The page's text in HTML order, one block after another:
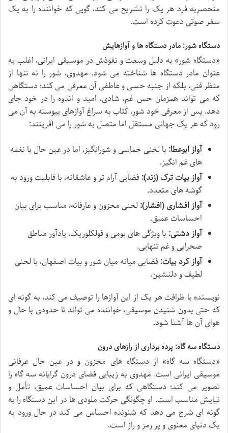
منحصربه فرد هر یک را تشریح می کند، گویی که خواننده را به یک
سفر صوتی دعوت کرده است.
دستگاه شور: مادر دستگاه ها و آوازهایش
«دستگاه شور» به دلیل وسعت و نفوذش در موسیقی ایرانی، اغلب به
عنوان مادر دستگاه ها شناخته می شود. مهدوی، شور را نه تنها از
منظر فنی، بلکه از جنبه حسی و عاطفی آن معرفی می کند؛ دستگاهی
که می تواند همزمان حس غم، شادی، امید و اندوه را در خود جای
دهد. پس از معرفی خود شور، کتاب به سراغ آوازهای پیوسته به آن می
رود که هر یک جهانی مستقل اما متصل به شور را می آفرینند:
آواز ابوعطا: با لحنی حماسی و شورانگیز، اما در عین حال با نغمه
های غم انگیز.
آواز بیات ترک (زند): فضایی آرام تر و عاشقانه، با قابلیت ورود به
گوشه های متعدد.
آواز افشاری (افشار):لحنی محزون و عارفانه، مناسب برای بیان
احساسات عمیق.
آواز دشتی: با ویژگی های بومی و فولکلوریک، یادآور مناطق
صحرایی و غم تنهایی.
آواز کرد بیات: فضایی میانه میان شور و بیات اصفهان، با لحنی
لطیف و دلنشین.
نویسنده با ظرافت هر یک از این آوازها را توصیف می کند، به گونه ای
که حتی بدون شنیدن موسیقی، خواننده می تواند تا حدودی با حال و
هوای آن ها آشنا شود.
دستگاه سه گاه: پرده برداری از رازهای درون
«دستگاه سه گاه» از دستگاه های محزون و در عین حال عرفانی
موسیقی ایرانی است. مهدوی به زیبایی فضای درون گرایانه سه گاه را
تصویر می کند؛ دستگاهی که برای بیان احساسات عمیق، تأمل و
نیایش مناسب است. او چگونگی حرکت ملودی ها در این دستگاه را به
گونه ای شرح می دهد که شنونده احساس می کند در حال ورود به
یک دنیای معنوی و پر رمز و راز است.